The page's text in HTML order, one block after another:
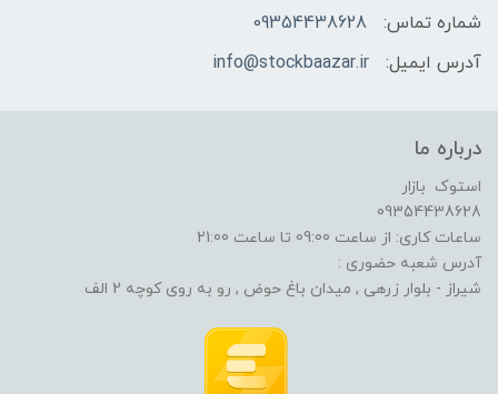
شماره تماس:
09354438628
آدرس ایمیل:
info@stockbaazar.ir
درباره ما
استوک بازار
09354438628
ساعات کاری: از ساعت 09:00 تا ساعت 21:00
آدرس شعبه حضوری :
شیراز - بلوار زرهی , میدان باغ حوض , رو به روی کوچه 2 الف